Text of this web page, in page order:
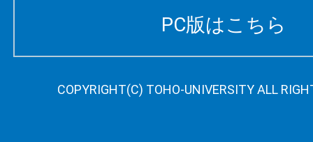
PC版はこちら
COPYRIGHT(C) TOHO-UNIVERSITY ALL